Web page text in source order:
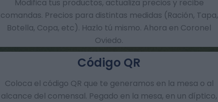
Modifica tus productos, actualiza precios y recibe
comandas.​ Precios para distintas medidas (Ración, Tapa,
Botella, Copa, etc). Hazlo tú mismo. Ahora en Coronel
Oviedo.
Coloca el código QR que te generamos en la mesa o al
alcance del comensal. Pegado en la mesa, en un díptico,
Código QR